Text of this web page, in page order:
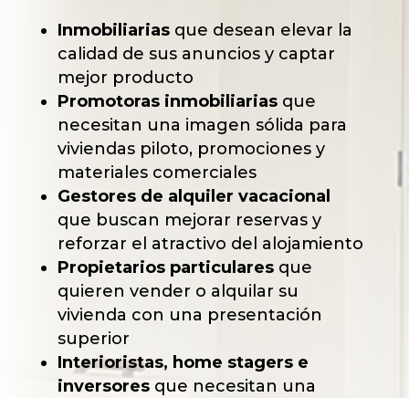
Inmobiliariasque desean elevar la
calidad de sus anuncios y captar
mejor producto
Promotoras inmobiliariasque
necesitan una imagen sólida para
viviendas piloto, promociones y
materiales comerciales
Gestores de alquiler vacacional
que buscan mejorar reservas y
reforzar el atractivo del alojamiento
Propietarios particularesque
quieren vender o alquilar su
vivienda con una presentación
superior
Interioristas, home stagers e
inversoresque necesitan una